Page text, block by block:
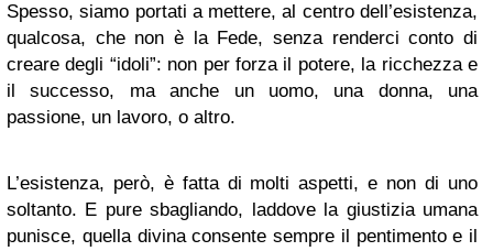
Spesso, siamo portati a mettere, al centro dell’esistenza,
qualcosa, che non è la Fede, senza renderci conto di
creare degli “idoli”: non per forza il potere, la ricchezza e
il successo, ma anche un uomo, una donna, una
passione, un lavoro, o altro.
L’esistenza, però, è fatta di molti aspetti, e non di uno
soltanto. E pure sbagliando, laddove la giustizia umana
punisce, quella divina consente sempre il pentimento e il